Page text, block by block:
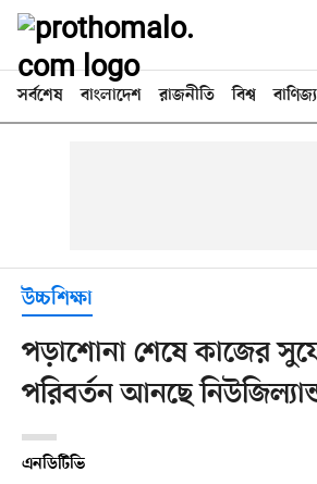
সর্বশেষ বাংলাদেশ রাজনীতি বিশ্ব বাণিজ্য
উচ্চশিক্ষা
পড়াশোনা শেষে কাজের
পরিবর্তন আনছে
এনডিটিভি